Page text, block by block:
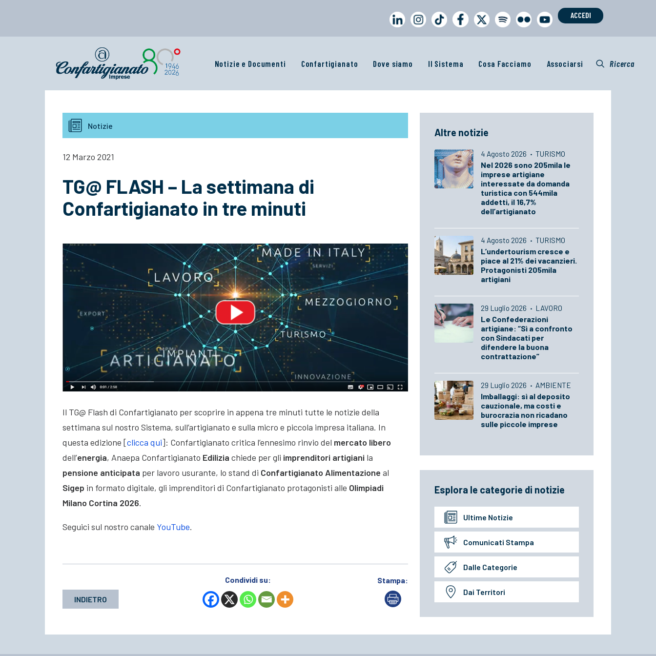
ACCEDI
Notizie e Documenti Confartigianato Dove siamo Il Sistema Cosa Facciamo Associarsi Ricerca
Notizie
12 Marzo 2021
TG@ FLASH – La settimana di
Confartigianato in tre minuti
Il TG@ Flash di Confartigianato per scoprire in appena tre minuti tutte le notizie della
settimana sul nostro Sistema, sull’artigianato e sulla micro e piccola impresa italiana. In
questa edizione [clicca qui]: Confartigianato critica l’ennesimo rinvio del mercato libero
dell’energia, Anaepa Confartigianato Edilizia chiede per gli imprenditori artigiani la
pensione anticipata per lavoro usurante, lo stand di Confartigianato Alimentazione al
Sigep in formato digitale, gli imprenditori di Confartigianato protagonisti alle Olimpiadi
Milano Cortina 2026.
Seguici sul nostro canale YouTube.
INDIETRO
Condividi su: Stampa:
Altre notizie
4 Agosto 2026 · TURISMO
Nel 2026 sono 205mila le
imprese artigiane
interessate da domanda
turistica con 544mila
addetti, il 16,7%
dell’artigianato
4 Agosto 2026 · TURISMO
L’undertourism cresce e
piace al 21% dei vacanzieri.
Protagonisti 205mila
artigiani
29 Luglio 2026 · LAVORO
Le Confederazioni
artigiane: “Sì a confronto
con Sindacati per
difendere la buona
contrattazione”
29 Luglio 2026 · AMBIENTE
Imballaggi: sì al deposito
cauzionale, ma costi e
burocrazia non ricadano
sulle piccole imprese
Esplora le categorie di notizie
Ultime Notizie
Comunicati Stampa
Dalle Categorie
Dai Territori